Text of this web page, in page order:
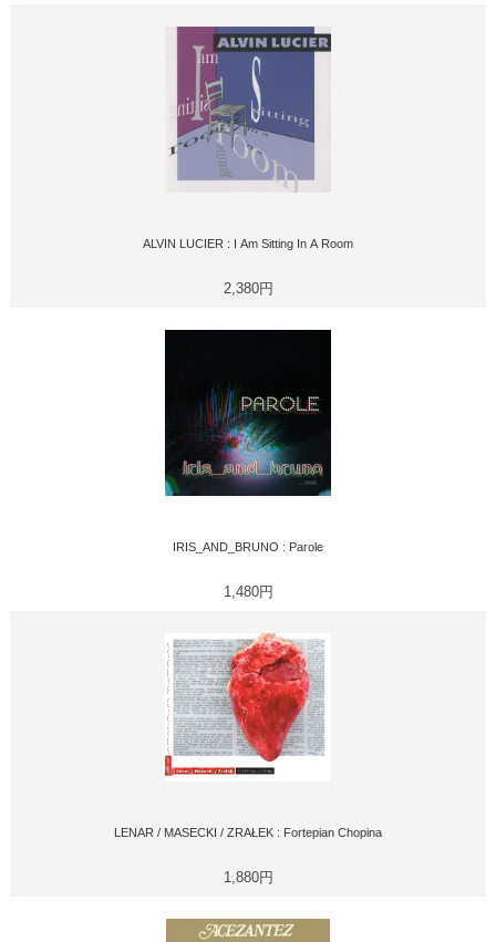
ALVIN LUCIER : I Am Sitting In A Room
2,380円
IRIS_AND_BRUNO : Parole
1,480円
LENAR / MASECKI / ZRAŁEK : Fortepian Chopina
1,880円